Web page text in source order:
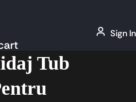
Sign In
Tub